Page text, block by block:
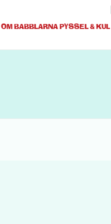
OM BABBLARNAPYSSEL & KUL